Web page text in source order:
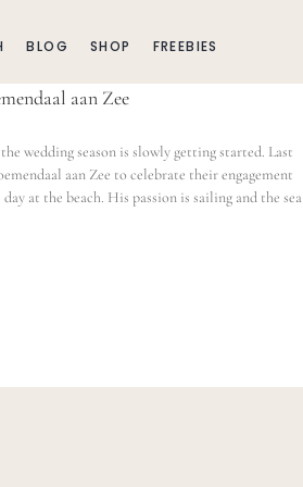
BLOG SHOP FREEBIES
aan Zee
wedding season is slowly getting started. Last
aan Zee to celebrate their engagement
at the beach. His passion is sailing and the sea